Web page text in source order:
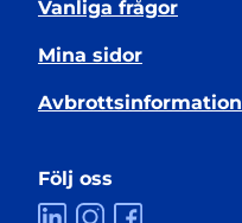
Vanliga frågor
Mina sidor
Avbrottsinformation
Följ oss